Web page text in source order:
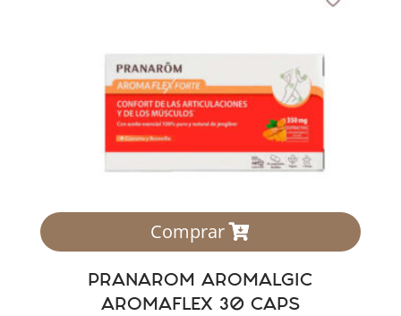
Comprar
PRANAROM AROMALGIC
AROMAFLEX 30 CAPS